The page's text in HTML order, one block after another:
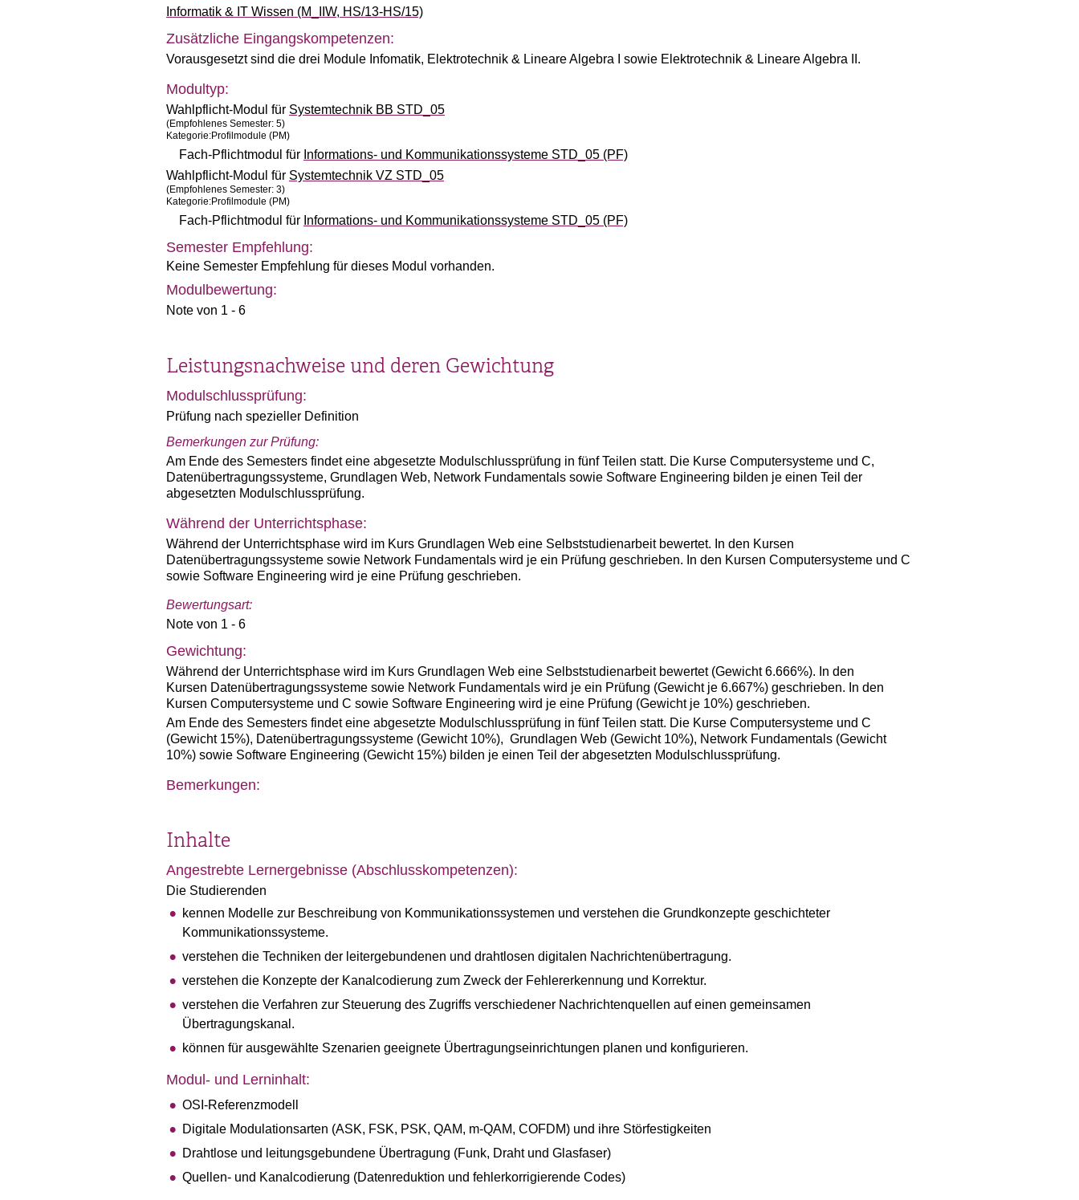
Informatik & IT Wissen (M_IIW, HS/13-HS/15)
Zusätzliche Eingangskompetenzen:
Vorausgesetzt sind die drei Module Infomatik, Elektrotechnik & Lineare Algebra I sowie Elektrotechnik & Lineare Algebra II.
Modultyp:
Wahlpflicht-Modul für Systemtechnik BB STD_05
(Empfohlenes Semester: 5)
Kategorie:Profilmodule (PM)
Fach-Pflichtmodul für Informations- und Kommunikationssysteme STD_05 (PF)
Wahlpflicht-Modul für Systemtechnik VZ STD_05
(Empfohlenes Semester: 3)
Kategorie:Profilmodule (PM)
Fach-Pflichtmodul für Informations- und Kommunikationssysteme STD_05 (PF)
Semester Empfehlung:
Keine Semester Empfehlung für dieses Modul vorhanden.
Modulbewertung:
Note von 1 - 6
Leistungsnachweise und deren Gewichtung
Modulschlussprüfung:
Prüfung nach spezieller Definition
Bemerkungen zur Prüfung:
Am Ende des Semesters findet eine abgesetzte Modulschlussprüfung in fünf Teilen statt. Die Kurse Computersysteme und C,
Datenübertragungssysteme, Grundlagen Web, Network Fundamentals sowie Software Engineering bilden je einen Teil der
abgesetzten Modulschlussprüfung.
Während der Unterrichtsphase:
Während der Unterrichtsphase wird im Kurs Grundlagen Web eine Selbststudienarbeit bewertet. In den Kursen
Datenübertragungssysteme sowie Network Fundamentals wird je ein Prüfung geschrieben. In den Kursen Computersysteme und C
sowie Software Engineering wird je eine Prüfung geschrieben.
Bewertungsart:
Note von 1 - 6
Gewichtung:
Während der Unterrichtsphase wird im Kurs Grundlagen Web eine Selbststudienarbeit bewertet (Gewicht 6.666%). In den
Kursen Datenübertragungssysteme sowie Network Fundamentals wird je ein Prüfung (Gewicht je 6.667%) geschrieben. In den
Kursen Computersysteme und C sowie Software Engineering wird je eine Prüfung (Gewicht je 10%) geschrieben.
Am Ende des Semesters findet eine abgesetzte Modulschlussprüfung in fünf Teilen statt. Die Kurse Computersysteme und C
(Gewicht 15%), Datenübertragungssysteme (Gewicht 10%), Grundlagen Web (Gewicht 10%), Network Fundamentals (Gewicht
10%) sowie Software Engineering (Gewicht 15%) bilden je einen Teil der abgesetzten Modulschlussprüfung.
Bemerkungen:
Inhalte
Angestrebte Lernergebnisse (Abschlusskompetenzen):
Die Studierenden
kennen Modelle zur Beschreibung von Kommunikationssystemen und verstehen die Grundkonzepte geschichteter
Kommunikationssysteme.
verstehen die Techniken der leitergebundenen und drahtlosen digitalen Nachrichtenübertragung.
verstehen die Konzepte der Kanalcodierung zum Zweck der Fehlererkennung und Korrektur.
verstehen die Verfahren zur Steuerung des Zugriffs verschiedener Nachrichtenquellen auf einen gemeinsamen
Übertragungskanal.
können für ausgewählte Szenarien geeignete Übertragungseinrichtungen planen und konfigurieren.
Modul- und Lerninhalt:
OSI-Referenzmodell
Digitale Modulationsarten (ASK, FSK, PSK, QAM, m-QAM, COFDM) und ihre Störfestigkeiten
Drahtlose und leitungsgebundene Übertragung (Funk, Draht und Glasfaser)
Quellen- und Kanalcodierung (Datenreduktion und fehlerkorrigierende Codes)